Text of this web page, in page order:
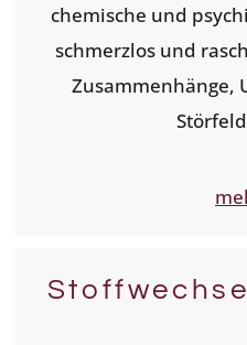
chemische und
schmerzlos und
Zusammenhänge,